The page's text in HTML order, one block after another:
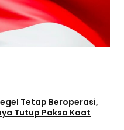
Tetap Beroperasi,
Tutup Paksa Koat